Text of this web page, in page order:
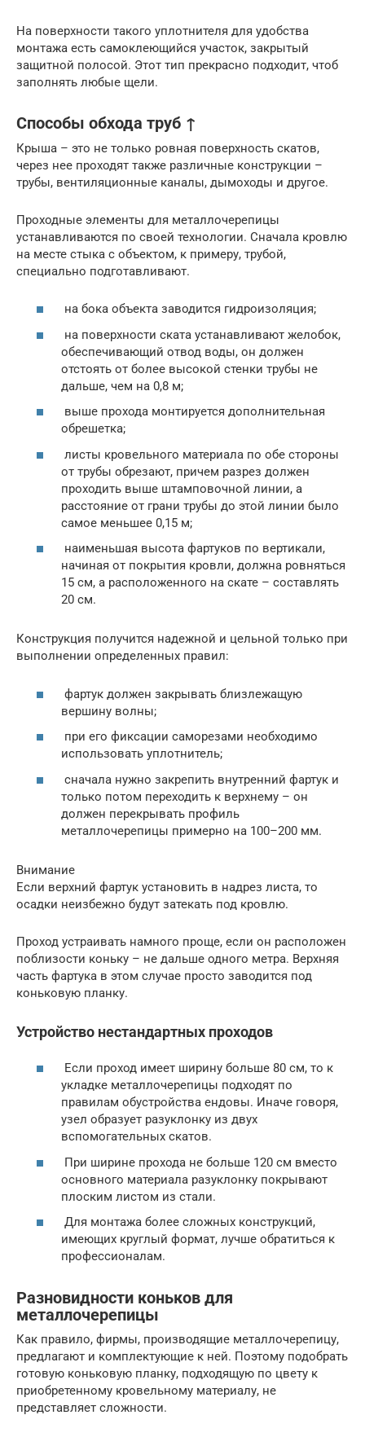
На поверхности такого уплотнителя для удобства
монтажа есть самоклеющийся участок, закрытый
защитной полосой. Этот тип прекрасно подходит, чтоб
заполнять любые щели.
Способы обхода труб ↑
Крыша – это не только ровная поверхность скатов,
через нее проходят также различные конструкции –
трубы, вентиляционные каналы, дымоходы и другое.
Проходные элементы для металлочерепицы
устанавливаются по своей технологии. Сначала кровлю
на месте стыка с объектом, к примеру, трубой,
специально подготавливают.
на бока объекта заводится гидроизоляция;
на поверхности ската устанавливают желобок,
обеспечивающий отвод воды, он должен
отстоять от более высокой стенки трубы не
дальше, чем на 0,8 м;
выше прохода монтируется дополнительная
обрешетка;
листы кровельного материала по обе стороны
от трубы обрезают, причем разрез должен
проходить выше штамповочной линии, а
расстояние от грани трубы до этой линии было
самое меньшее 0,15 м;
наименьшая высота фартуков по вертикали,
начиная от покрытия кровли, должна ровняться
15 см, а расположенного на скате – составлять
20 см.
Конструкция получится надежной и цельной только при
выполнении определенных правил:
фартук должен закрывать близлежащую
вершину волны;
при его фиксации саморезами необходимо
использовать уплотнитель;
сначала нужно закрепить внутренний фартук и
только потом переходить к верхнему – он
должен перекрывать профиль
металлочерепицы примерно на 100–200 мм.
Внимание
Если верхний фартук установить в надрез листа, то
осадки неизбежно будут затекать под кровлю.
Проход устраивать намного проще, если он расположен
поблизости коньку – не дальше одного метра. Верхняя
часть фартука в этом случае просто заводится под
коньковую планку.
Устройство нестандартных проходов
Если проход имеет ширину больше 80 см, то к
укладке металлочерепицы подходят по
правилам обустройства ендовы. Иначе говоря,
узел образует разуклонку из двух
вспомогательных скатов.
При ширине прохода не больше 120 см вместо
основного материала разуклонку покрывают
плоским листом из стали.
Для монтажа более сложных конструкций,
имеющих круглый формат, лучше обратиться к
профессионалам.
Разновидности коньков для
металлочерепицы
Как правило, фирмы, производящие металлочерепицу,
предлагают и комплектующие к ней. Поэтому подобрать
готовую коньковую планку, подходящую по цвету к
приобретенному кровельному материалу, не
представляет сложности.